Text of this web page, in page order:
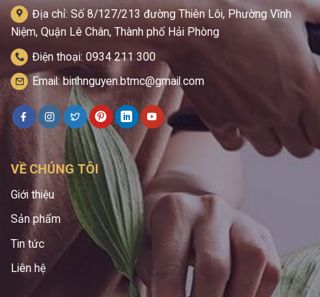
Địa chỉ: Số 8/127/213 đường Thiên Lôi, Phường Vĩnh
Niệm, Quận Lê Chân, Thành phố Hải Phòng
Điện thoại: 0934 211 300
Email: binhnguyen.btmc@gmail.com
VỀ CHÚNG TÔI
Giới thiệu
Sản phẩm
Tin tức
Liên hệ